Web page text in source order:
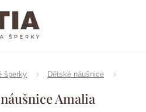
šperky Dětské náušnice
Amalia